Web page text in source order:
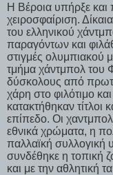
Η Βέροια υπήρξε και
χειροσφαίριση.
του ελληνικού
παραγόντων και
στιγμές ολυμπιακού
τμήμα χάντμπολ του
δύσκολους από
χάρη στο φιλότιμο
κατακτήθηκαν τίτλοι
επίπεδο. Οι
εθνικά χρώματα, η
παλλαϊκή συλλογική
συνδέθηκε η τοπική
και με την αθλητική